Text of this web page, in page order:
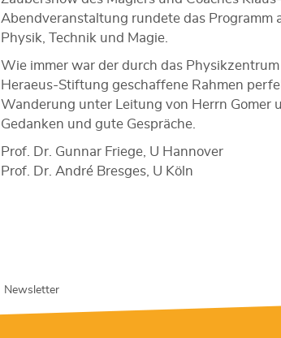
Abendveranstaltung rundete das Programm
Physik, Technik und Magie.
Wie immer war der durch das
Heraeus-Stiftung geschaffene Rahmen
Wanderung unter Leitung von Herrn Gomer
Gedanken und gute Gespräche.
Prof. Dr. Gunnar Friege, U Hannover
Prof. Dr. André Bresges, U Köln
Newsletter